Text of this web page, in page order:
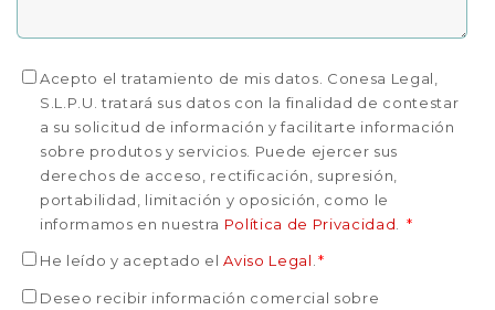
Acepto el tratamiento de mis datos. Conesa Legal,
S.L.P.U. tratará sus datos con la finalidad de contestar
a su solicitud de información y facilitarte información
sobre produtos y servicios. Puede ejercer sus
derechos de acceso, rectificación, supresión,
portabilidad, limitación y oposición, como le
informamos en nuestra Política de Privacidad *
He leído y aceptado elAviso Legal *
Deseo recibir información comercial sobre